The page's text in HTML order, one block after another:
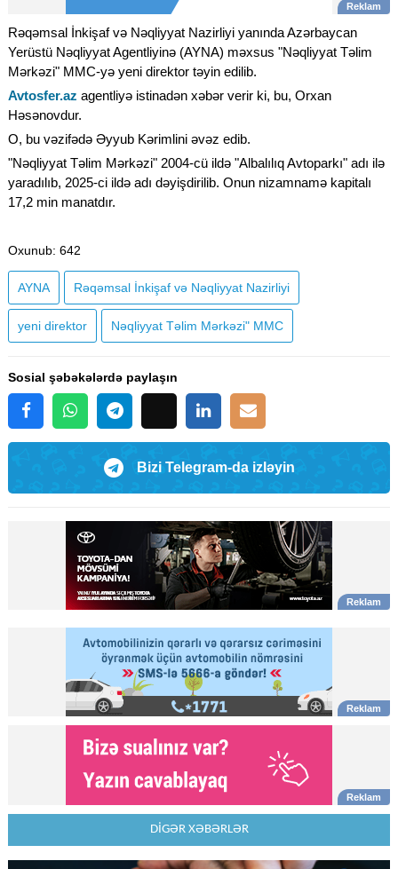
Rəqəmsal İnkişaf və Nəqliyyat Nazirliyi yanında Azərbaycan
Yerüstü Nəqliyyat Agentliyinə (AYNA) məxsus "Nəqliyyat Təlim
Mərkəzi" MMC-yə yeni direktor təyin edilib.
Avtosfer.az agentliyə istinadən xəbər verir ki, bu, Orxan
Həsənovdur.
O, bu vəzifədə Əyyub Kərimlini əvəz edib.
"Nəqliyyat Təlim Mərkəzi" 2004-cü ildə "Albalılıq Avtoparkı" adı ilə
yaradılıb, 2025-ci ildə adı dəyişdirilib. Onun nizamnamə kapitalı
17,2 min manatdır.
Oxunub: 642
AYNA Rəqəmsal İnkişaf və Nəqliyyat Nazirliyi
yeni direktor Nəqliyyat Təlim Mərkəzi" MMC
Sosial şəbəkələrdə paylaşın
Bizi Telegram-da izləyin
DİGƏR XƏBƏRLƏR